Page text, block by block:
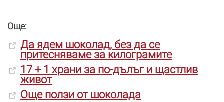
Още:
Да ядем шоколад, без да се
притесняваме за килограмите
17 + 1 храни за по-дълъг и щастлив
живот
Още ползи от шоколада